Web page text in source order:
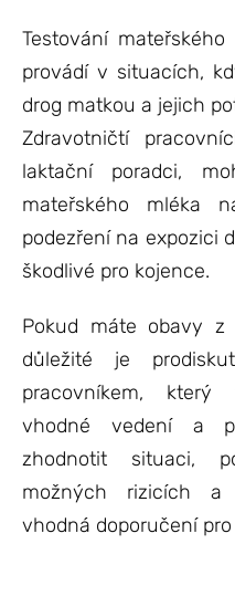
Testování
provádí v situacích,
drog matkou a jejich
Zdravotničtí
laktační poradci,
mateřského mléka
podezření na expozici
škodlivé pro kojence.
Pokud máte obavy
důležité je
pracovníkem,
vhodné vedení a
zhodnotit situaci,
možných rizicích a
vhodná doporučení